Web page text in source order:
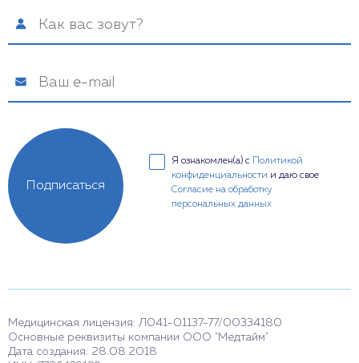
Я ознакомлен(а) с
Политикой
конфиденциальности и даю свое
Согласие на обработку
персональных данных
Подписаться
Медицинская лицензия: Л041-01137-77/00334180
Основные реквизиты компании ООО "Медтайм"
Дата создания: 28.08.2018